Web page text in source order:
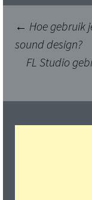
← Hoe gebruik
sound design?
FL Studio